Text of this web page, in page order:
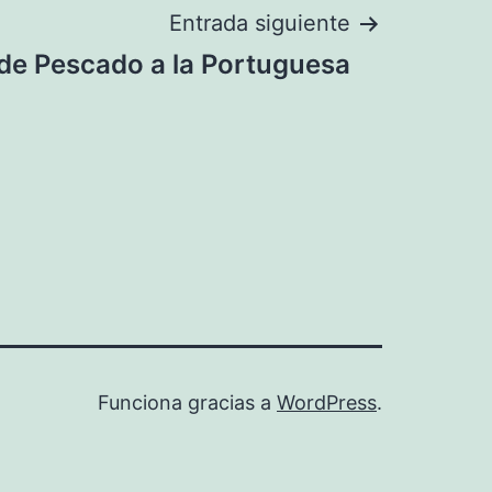
Entrada siguiente
Pescado a la Portuguesa
Funciona gracias a WordPress.